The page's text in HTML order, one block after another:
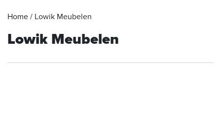
Home / Lowik Meubelen
Lowik Meubelen